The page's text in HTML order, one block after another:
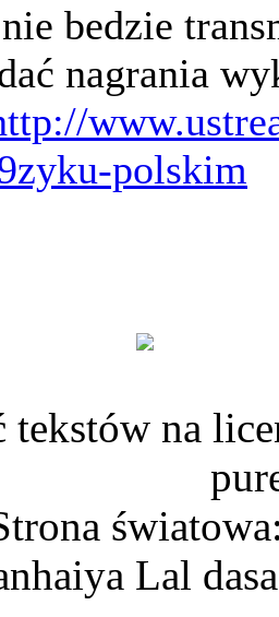
bedzie
nagrania
polskim
tekstów na
Lal